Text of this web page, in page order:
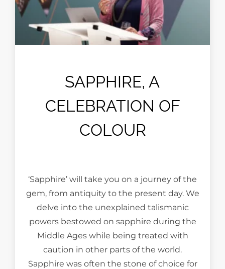
SAPPHIRE, A
CELEBRATION OF
COLOUR
‘Sapphire’ will take you on a journey of the
gem, from antiquity to the present day. We
delve into the unexplained talismanic
powers bestowed on sapphire during the
Middle Ages while being treated with
caution in other parts of the world.
Sapphire was often the stone of choice for